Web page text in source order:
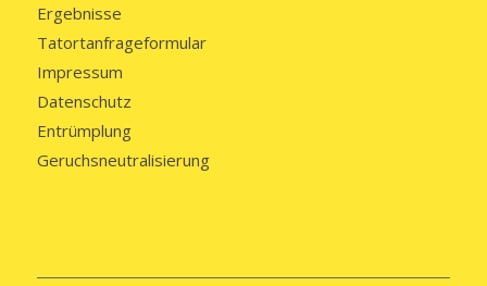
Ergebnisse
Tatortanfrageformular
Impressum
Datenschutz
Entrümplung
Geruchsneutralisierung